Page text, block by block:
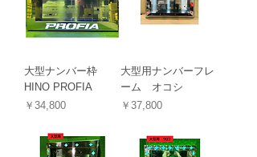
大型ナンバー枠
HINO PROFIA
価格
￥34,800
大型用ナンバーフレ
ーム オコシ
価格
￥37,800